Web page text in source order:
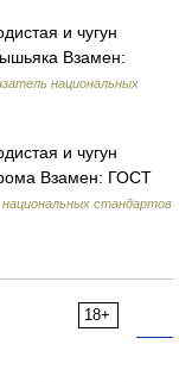
и чугун
Взамен:
национальных
и чугун
Взамен: ГОСТ
национальных стандартов
18+